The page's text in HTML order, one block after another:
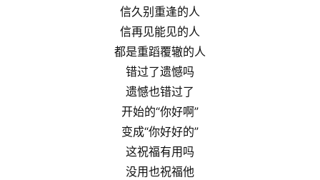
信久别重逢的人
信再见能见的人
都是重蹈覆辙的人
错过了遗憾吗
遗憾也错过了
开始的“你好啊”
变成“你好好的”
这祝福有用吗
没用也祝福他